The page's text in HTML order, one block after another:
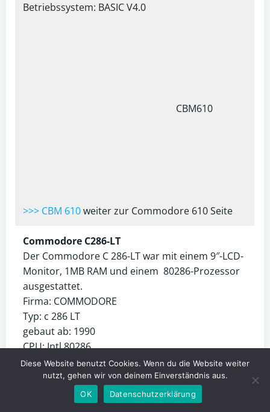
Betriebssystem: BASIC V4.0
CBM610
>>> CBM 610weiter zur Commodore 610 Seite
Commodore C286-LT
Der Commodore C 286-LT war mit einem 9″-LCD-
Monitor, 1MB RAM und einem 80286-Prozessor
ausgestattet.
Firma: COMMODORE
Typ: c 286 LT
gebaut ab: 1990
CPU: Intl 80286
Mhz: 12,5 MHz
RAM: 1 MB
Betriebssystem: MS-Dos 4.01
Diese Website benutzt Cookies. Wenn du die Website weiter
nutzt, gehen wir von deinem Einverständnis aus.
OK
Datenschutzerklärung